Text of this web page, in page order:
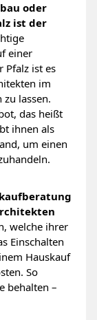
oder
ist der
einer
Pfalz ist es
im
lassen.
das heißt
ihnen als
um einen
welche ihrer
Einschalten
Hauskauf
So
behalten –